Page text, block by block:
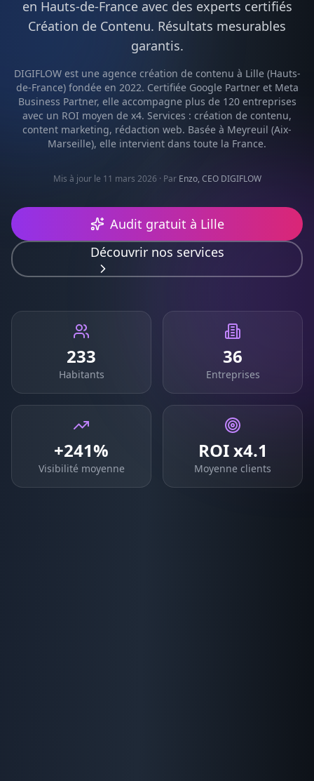
en Hauts-de-Franceavec des experts certifiés
Création de Contenu. Résultats mesurables
garantis.
DIGIFLOW est une agence création de contenu à Lille(Hauts-
de-France) fondée en 2022. Certifiée Google Partner et Meta
Business Partner, elle accompagne plus de 120 entreprises
avec un ROI moyen de x4. Services : création de contenu,
content marketing, rédaction web. Basée à Meyreuil (Aix-
Marseille), elle intervient dans toute la France.
Mis à jour le 11 mars 2026 · Par Enzo, CEO DIGIFLOW
Audit gratuit à Lille
Découvrir nos services
233
Habitants
36
Entreprises
+241%
Visibilité moyenne
ROI x4.1
Moyenne clients